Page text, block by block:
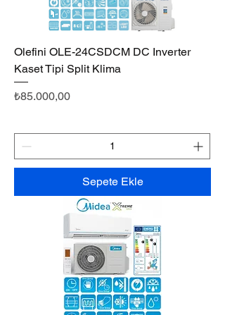
Olefini OLE-24CSDCM DC Inverter
Kaset Tipi Split Klima
Fiyat
₺85.000,00
Sepete Ekle